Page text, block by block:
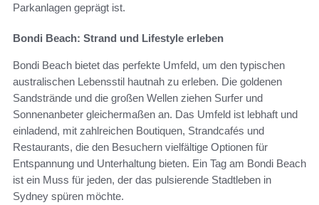
Parkanlagen geprägt ist.
Bondi Beach: Strand und Lifestyle erleben
Bondi Beach bietet das perfekte Umfeld, um den typischen
australischen Lebensstil hautnah zu erleben. Die goldenen
Sandstrände und die großen Wellen ziehen Surfer und
Sonnenanbeter gleichermaßen an. Das Umfeld ist lebhaft und
einladend, mit zahlreichen Boutiquen, Strandcafés und
Restaurants, die den Besuchern vielfältige Optionen für
Entspannung und Unterhaltung bieten. Ein Tag am Bondi Beach
ist ein Muss für jeden, der das pulsierende Stadtleben in
Sydney spüren möchte.